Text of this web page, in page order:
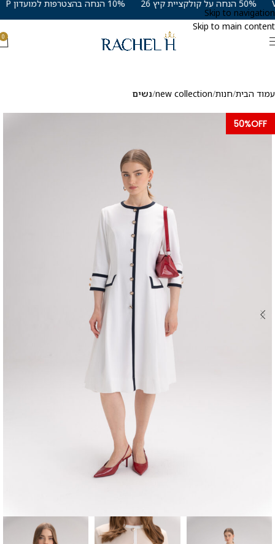
Skip to navigation
Skip to main content
0
עמוד הבית חנות new collection נשים
50%OFF
10% הנחה בהצטרפות למועדון VIP 50% הנחה על קולקציית קיץ 26